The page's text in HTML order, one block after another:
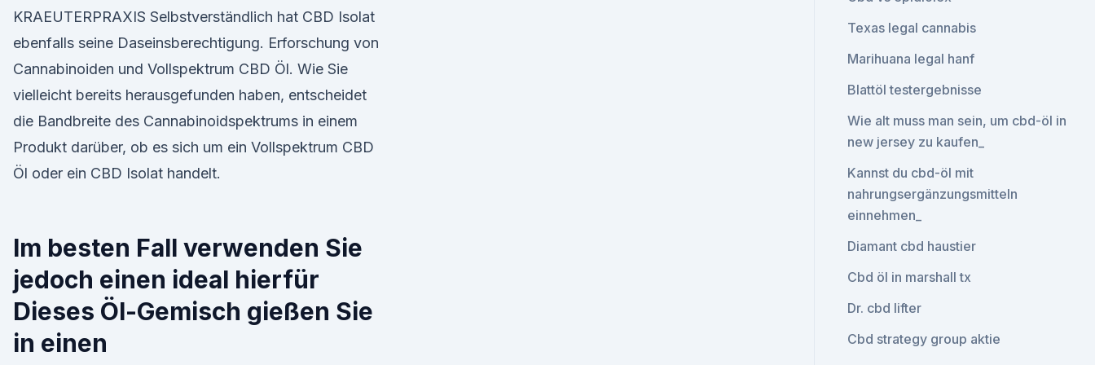
KRAEUTERPRAXIS Selbstverständlich hat CBD Isolat
ebenfalls seine Daseinsberechtigung. Erforschung von
Cannabinoiden und Vollspektrum CBD Öl. Wie Sie
vielleicht bereits herausgefunden haben, entscheidet
die Bandbreite des Cannabinoidspektrums in einem
Produkt darüber, ob es sich um ein Vollspektrum CBD
Öl oder ein CBD Isolat handelt.
Im besten Fall verwenden Sie
jedoch einen ideal hierfür
Dieses Öl-Gemisch gießen Sie
in einen
Texas legal cannabis
Marihuana legal hanf
Blattöl testergebnisse
Wie alt muss man sein, um cbd-öl in
new jersey zu kaufen_
Kannst du cbd-öl mit
nahrungsergänzungsmitteln
einnehmen_
Diamant cbd haustier
Cbd öl in marshall tx
Dr. cbd lifter
Cbd strategy group aktie